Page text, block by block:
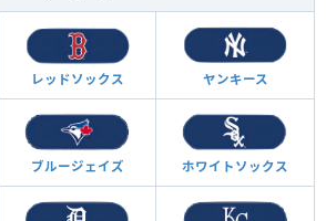
レッドソックス ヤンキース
ブルージェイズ ホワイトソックス